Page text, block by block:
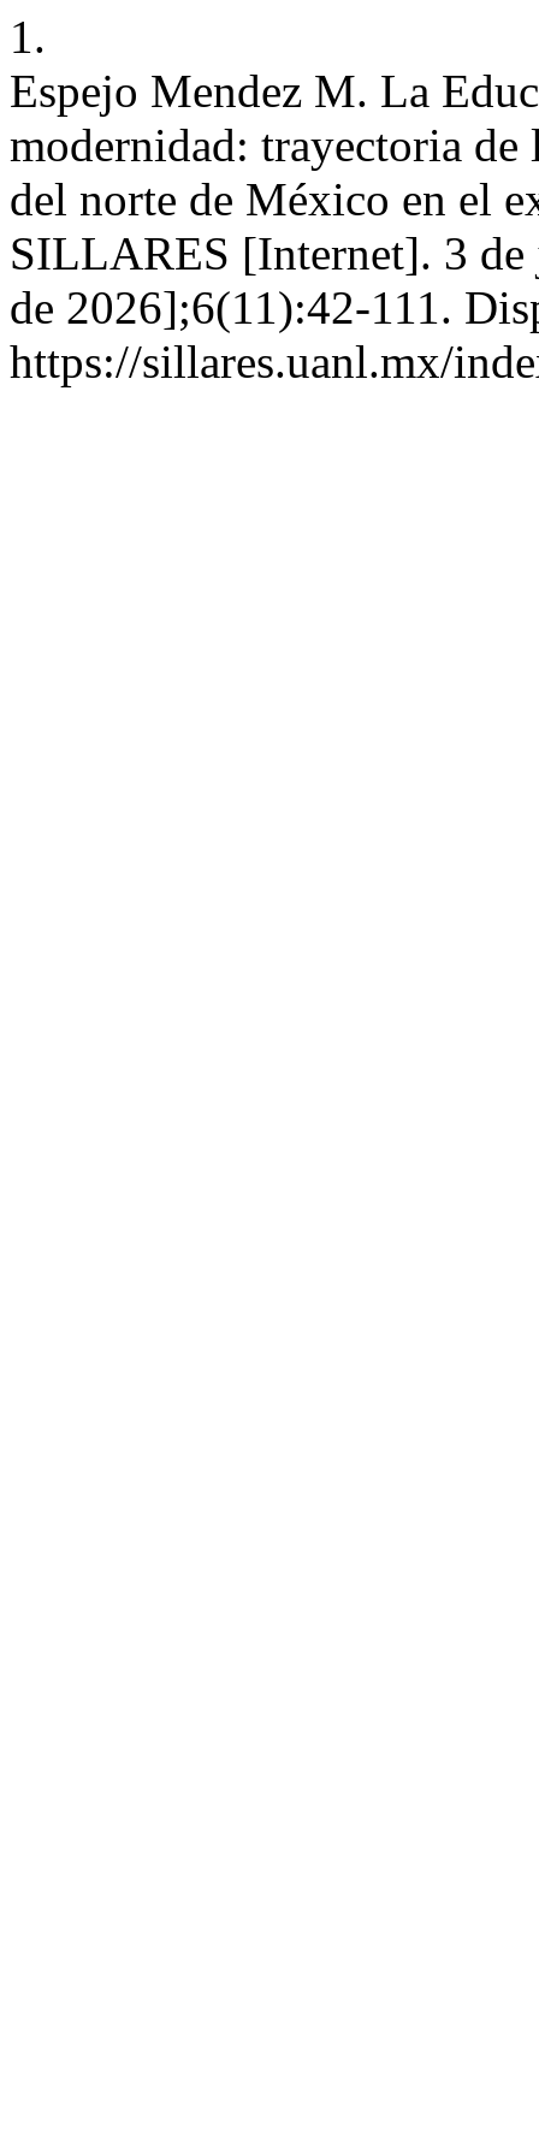
1.
Espejo Mendez M. La
modernidad: trayectoria de
del norte de México en el
SILLARES [Internet]. 3 de
de 2026];6(11):42-111.
https://sillares.uanl.mx/